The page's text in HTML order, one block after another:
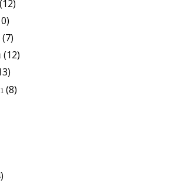
(12)
(7)
(12)
(8)